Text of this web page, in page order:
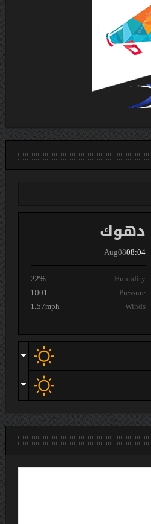
دهوك
Aug0808:04
Humidity
22%
Pressure
1001
Winds
1.57mph